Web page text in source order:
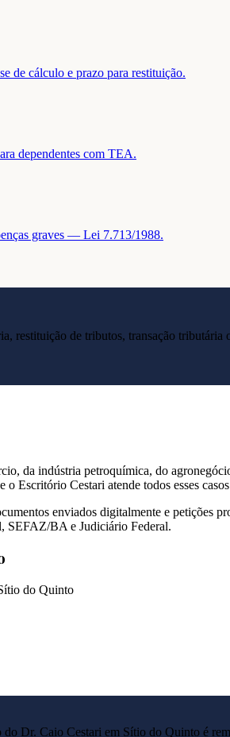
de cálculo e prazo para restituição.
dependentes com TEA.
graves — Lei 7.713/1988.
restituição de tributos, transação tributária
da indústria petroquímica, do
Cestari atende todos esses
enviados digitalmente e petições
SEFAZ/BA e Judiciário Federal.
do Quinto
Dr. Caio Cestari em Sítio do Quinto é